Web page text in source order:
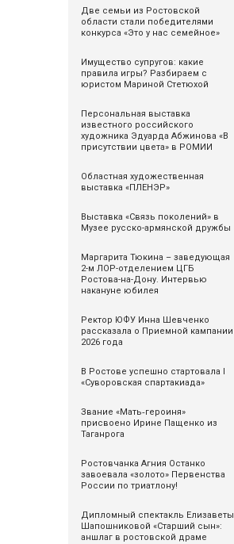
Две семьи из Ростовской
области стали победителями
конкурса «Это у нас семейное»
Имущество супругов: какие
правила игры? Разбираем с
юристом Мариной Стетюхой
Персональная выставка
известного российского
художника Эдуарда Абжинова «В
присутствии цвета» в РОМИИ
Областная художественная
выставка «ПЛЕНЭР»
Выставка «Связь поколений» в
Музее русско-армянской дружбы
Маргарита Тюкина – заведующая
2-м ЛОР-отделением ЦГБ
Ростова-на-Дону. Интервью
накануне юбилея
Ректор ЮФУ Инна Шевченко
рассказала о Приемной кампании
2026 года
В Ростове успешно стартовала I
«Суворовская спартакиада»
Звание «Мать‑героиня»
присвоено Ирине Пащенко из
Таганрога
Ростовчанка Агния Останко
завоевала «золото» Первенства
России по триатлону!
Дипломный спектакль Елизаветы
Шапошниковой «Старший сын»:
аншлаг в ростовской драме